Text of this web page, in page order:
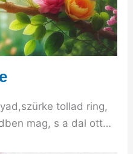
tollad ring,
mag, s a dal ott…